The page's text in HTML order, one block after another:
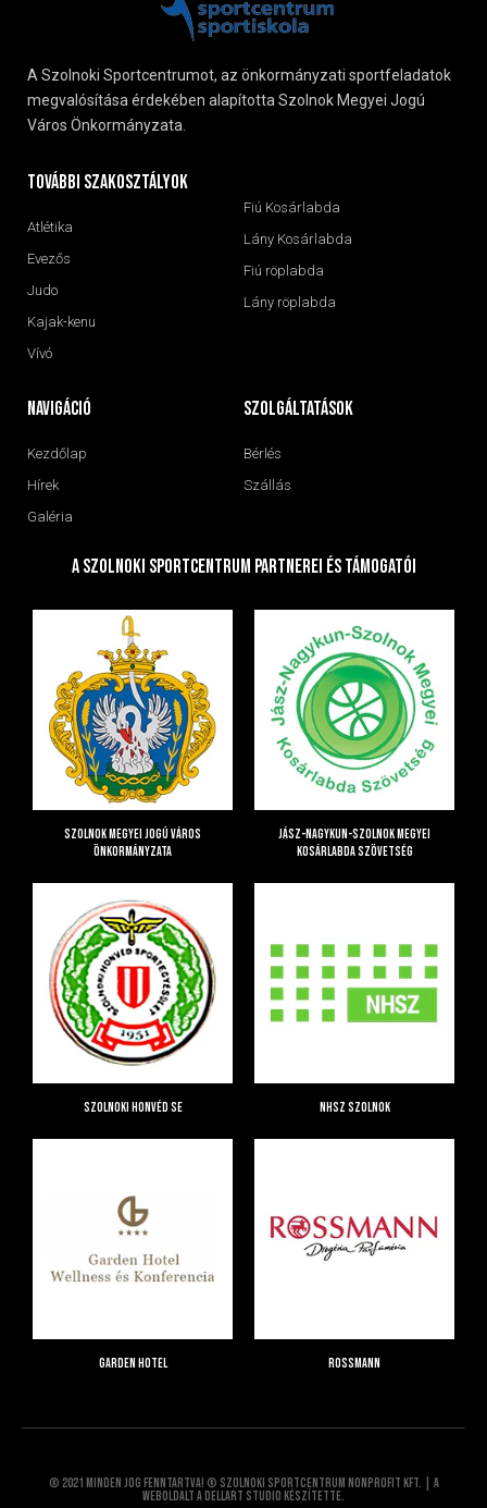
A Szolnoki Sportcentrumot, az önkormányzati sportfeladatok
megvalósítása érdekében alapította Szolnok Megyei Jogú
Város Önkormányzata.
További szakosztályok
Atlétika
Evezős
Judo
Kajak-kenu
Vívó
Fiú Kosárlabda
Lány Kosárlabda
Fiú röplabda
Lány röplabda
navigáció
Kezdőlap
Hírek
Galéria
Szolgáltatások
Bérlés
Szállás
A Szolnoki Sportcentrum Partnerei és Támogatói
Szolnok Megyei Jogú Város
Önkormányzata
Jász-Nagykun-Szolnok Megyei
Kosárlabda Szövetség
Szolnoki Honvéd SE NHSZ Szolnok
Garden Hotel Rossmann
© 2021 Minden jog fenntartva! © Szolnoki Sportcentrum Nonprofit Kft. | A
weboldalt a Dellart Studio készítette.